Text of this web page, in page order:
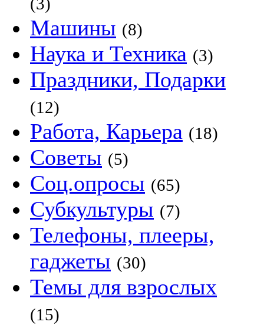
Машины (8)
Наука и Техника (3)
Праздники, Подарки
(12)
Работа, Карьера (18)
Советы (5)
Соц.опросы (65)
Субкультуры (7)
Телефоны, плееры,
гаджеты (30)
Темы для взрослых
(15)